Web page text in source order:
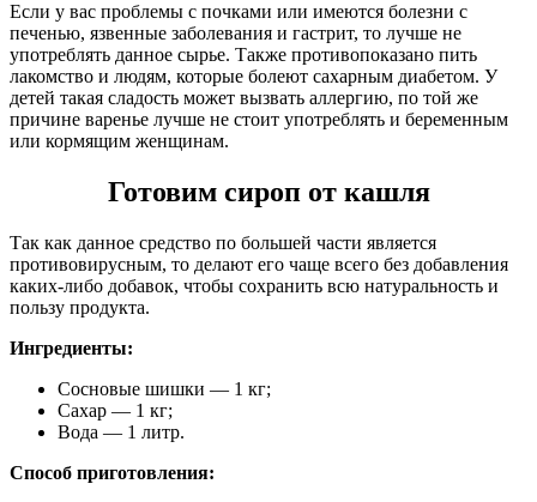
Если у вас проблемы с почками или имеются болезни с
печенью, язвенные заболевания и гастрит, то лучше не
употреблять данное сырье. Также противопоказано пить
лакомство и людям, которые болеют сахарным диабетом. У
детей такая сладость может вызвать аллергию, по той же
причине варенье лучше не стоит употреблять и беременным
или кормящим женщинам.
Готовим сироп от кашля
Так как данное средство по большей части является
противовирусным, то делают его чаще всего без добавления
каких-либо добавок, чтобы сохранить всю натуральность и
пользу продукта.
Ингредиенты:
Сосновые шишки — 1 кг;
Сахар — 1 кг;
Вода — 1 литр.
Способ приготовления: